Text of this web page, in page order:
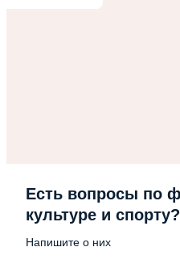
Есть вопросы по
культуре и спорту?
Напишите о них